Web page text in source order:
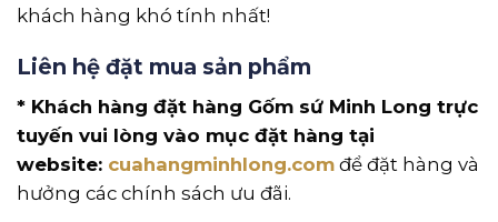
khách hàng khó tính nhất!
Liên hệ đặt mua sản phẩm
* Khách hàng đặt hàng Gốm sứ Minh Long trực
tuyến vui lòng vào mục đặt hàng tại
website: cuahangminhlong.com để đặt hàng và
hưởng các chính sách ưu đãi.